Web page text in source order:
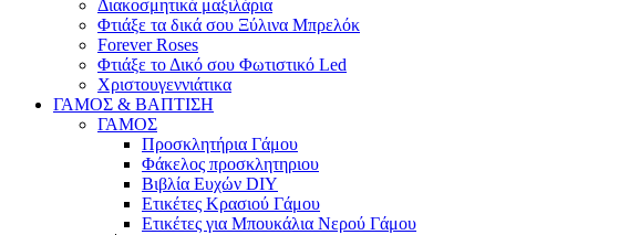
Διακοσμητικά μαξιλάρια
Φτιάξε τα δικά σου Ξύλινα Μπρελόκ
Forever Roses
Φτιάξε το Δικό σου Φωτιστικό Led
Χριστουγεννιάτικα
ΓΑΜΟΣ & ΒΑΠΤΙΣΗ
ΓΑΜΟΣ
Προσκλητήρια Γάμου
Φάκελος προσκλητηριου
Βιβλία Ευχών DIY
Ετικέτες Κρασιού Γάμου
Ετικέτες για Μπουκάλια Νερού Γάμου